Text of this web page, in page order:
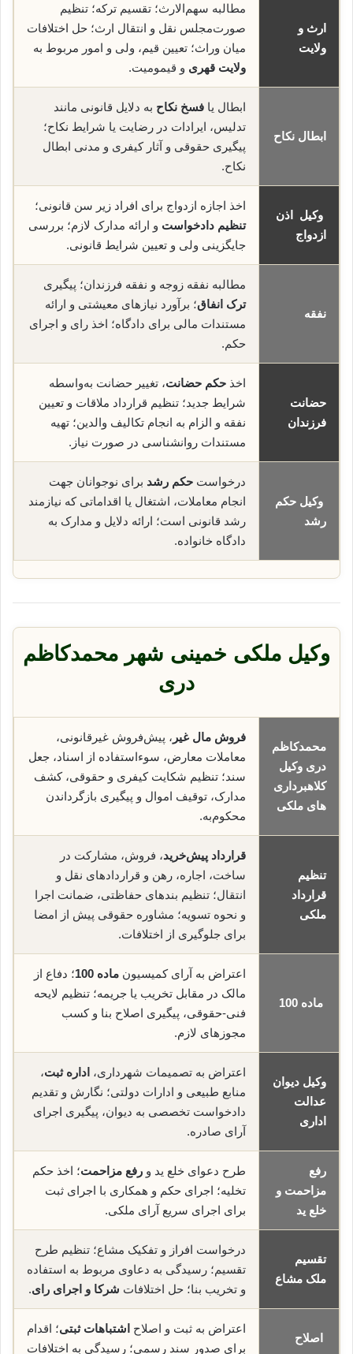
ارث و
ولایت
مطالبه سهم‌الارث؛ تقسیم ترکه؛ تنظیم
صورت‌مجلس نقل و انتقال ارث؛ حل اختلافات
میان وراث؛ تعیین قیم، ولی و امور مربوط به
ولایت قهری و قیمومیت.
ابطال نکاح
ابطال یا فسخ نکاح به دلایل قانونی مانند
تدلیس، ایرادات در رضایت یا شرایط نکاح؛
پیگیری حقوقی و آثار کیفری و مدنی ابطال
نکاح.
وکیل اذن
ازدواج
اخذ اجازه ازدواج برای افراد زیر سن قانونی؛
تنظیم دادخواست و ارائه مدارک لازم؛ بررسی
جایگزینی ولی و تعیین شرایط قانونی.
نفقه
مطالبه نفقه زوجه و نفقه فرزندان؛ پیگیری
ترک انفاق؛ برآورد نیازهای معیشتی و ارائه
مستندات مالی برای دادگاه؛ اخذ رای و اجرای
حکم.
حضانت
فرزندان
اخذ حکم حضانت، تغییر حضانت به‌واسطه
شرایط جدید؛ تنظیم قرارداد ملاقات و تعیین
نفقه و الزام به انجام تکالیف والدین؛ تهیه
مستندات روانشناسی در صورت نیاز.
وکیل حکم
رشد
درخواست حکم رشد برای نوجوانان جهت
انجام معاملات، اشتغال یا اقداماتی که نیازمند
رشد قانونی است؛ ارائه دلایل و مدارک به
دادگاه خانواده.
وکیل ملکی خمینی شهر محمدکاظم
دری
محمدکاظم
دری وکیل
کلاهبرداری
های ملکی
فروش مال غیر ، پیش‌فروش غیرقانونی،
معاملات معارض، سوء‌استفاده از اسناد، جعل
سند؛ تنظیم شکایت کیفری و حقوقی، کشف
مدارک، توقیف اموال و پیگیری بازگرداندن
محکوم‌به.
تنظیم
قرارداد
ملکی
قرارداد پیش‌خرید، فروش، مشارکت در
ساخت، اجاره، رهن و قراردادهای نقل و
انتقال؛ تنظیم بندهای حفاظتی، ضمانت اجرا
و نحوه تسویه؛ مشاوره حقوقی پیش از امضا
برای جلوگیری از اختلافات.
ماده 100
اعتراض به آرای کمیسیون ماده 100
؛ دفاع از
مالک در مقابل تخریب یا جریمه؛ تنظیم لایحه
فنی-حقوقی، پیگیری اصلاح بنا و کسب
مجوزهای لازم.
وکیل دیوان
عدالت
اداری
اعتراض به تصمیمات شهرداری، اداره ثبت،
منابع طبیعی و ادارات دولتی؛ نگارش و تقدیم
دادخواست تخصصی به دیوان، پیگیری اجرای
آرای صادره.
رفع
مزاحمت و
خلع ید
طرح دعوای خلع ید و رفع مزاحمت؛ اخذ حکم
تخلیه؛ اجرای حکم و همکاری با اجرای ثبت
برای اجرای سریع آرای ملکی.
تقسیم
ملک مشاع
درخواست افراز و تفکیک مشاع؛ تنظیم طرح
تقسیم؛ رسیدگی به دعاوی مربوط به استفاده
و تخریب بنا؛ حل اختلافات شرکا و اجرای رای.
اصلاح
اعتراض به ثبت و اصلاح اشتباهات ثبتی؛ اقدام
برای صدور سند رسمی؛ رسیدگی به اختلافات